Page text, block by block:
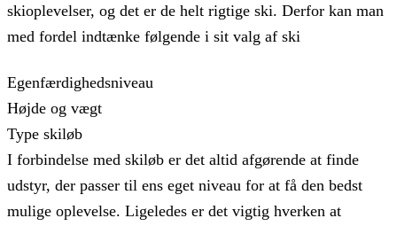
skioplevelser, og det er de helt rigtige ski. Derfor kan man
med fordel indtænke følgende i sit valg af ski
Egenfærdighedsniveau
Højde og vægt
Type skiløb
I forbindelse med skiløb er det altid afgørende at finde
udstyr, der passer til ens eget niveau for at få den bedst
mulige oplevelse. Ligeledes er det vigtig hverken at